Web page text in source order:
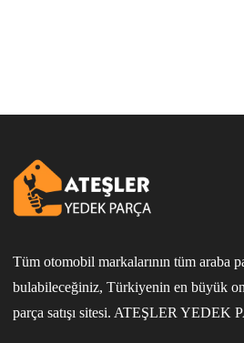
Tüm otomobil markalarının tüm araba
bulabileceğiniz, Türkiyenin en büyük
parça satışı sitesi. ATEŞLER YEDEK